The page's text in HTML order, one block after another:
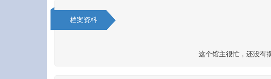
档案资料
这个馆主很忙，还没有